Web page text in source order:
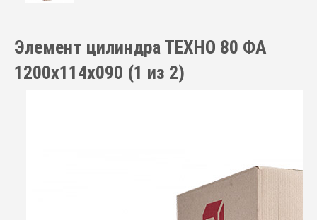
Элемент цилиндра ТЕХНО 80 ФА
1200x114x090 (1 из 2)